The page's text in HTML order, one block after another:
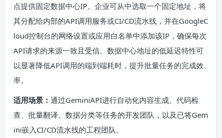
点提供固定数据中心IP。企业可从中选取一个固定地址，将
其分配给内部的API调用服务或CI/CD流水线，并在GoogleC
loud控制台的网络设置或应用白名单中添加该IP，确保每次
API请求的来源一致且受信。数据中心地址的低延迟特性可
以显著降低API调用的端到端耗时，提升批量任务的完成效
率。
适用场景： 通过GeminiAPI进行自动化内容生成、代码检
查、批量翻译、数据分类等任务的开发团队，以及已将Gem
ini嵌入CI/CD流水线的工程团队。